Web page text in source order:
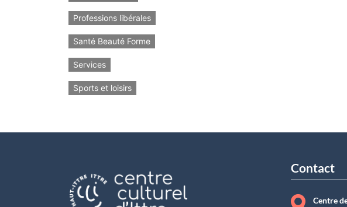
Professions libérales
Santé Beauté Forme
Services
Sports et loisirs
Contact
Centre